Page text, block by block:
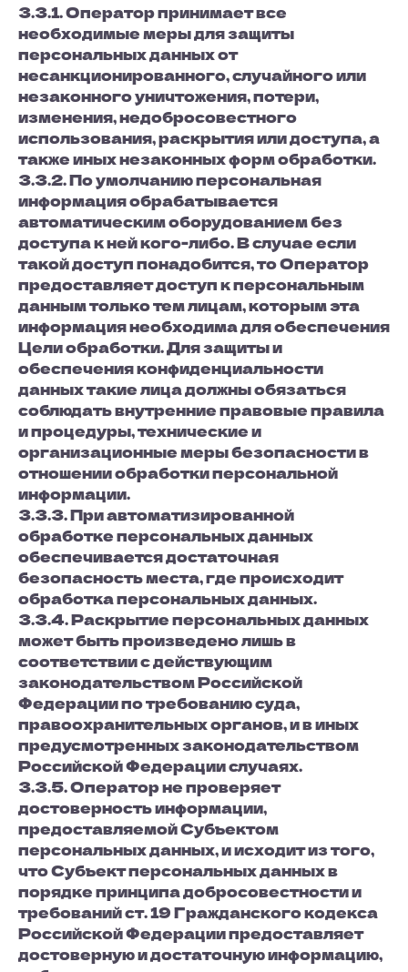
3.3.1. Оператор принимает все
необходимые меры для защиты
персональных данных от
несанкционированного, случайного или
незаконного уничтожения, потери,
изменения, недобросовестного
использования, раскрытия или доступа, а
также иных незаконных форм обработки.
3.3.2. По умолчанию персональная
информация обрабатывается
автоматическим оборудованием без
доступа к ней кого-либо. В случае если
такой доступ понадобится, то Оператор
предоставляет доступ к персональным
данным только тем лицам, которым эта
информация необходима для обеспечения
Цели обработки. Для защиты и
обеспечения конфиденциальности
данных такие лица должны обязаться
соблюдать внутренние правовые правила
и процедуры, технические и
организационные меры безопасности в
отношении обработки персональной
информации.
3.3.3. При автоматизированной
обработке персональных данных
обеспечивается достаточная
безопасность места, где происходит
обработка персональных данных.
3.3.4. Раскрытие персональных данных
может быть произведено лишь в
соответствии с действующим
законодательством Российской
Федерации по требованию суда,
правоохранительных органов, и в иных
предусмотренных законодательством
Российской Федерации случаях.
3.3.5. Оператор не проверяет
достоверность информации,
предоставляемой Субъектом
персональных данных, и исходит из того,
что Субъект персональных данных в
порядке принципа добросовестности и
требований ст. 19 Гражданского кодекса
Российской Федерации предоставляет
достоверную и достаточную информацию,